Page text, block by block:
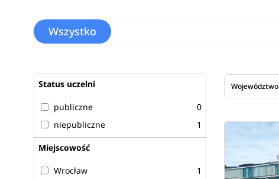
Wszystko
Województwo
Status uczelni
publiczne
0
niepubliczne
1
Miejscowość
Wrocław 1